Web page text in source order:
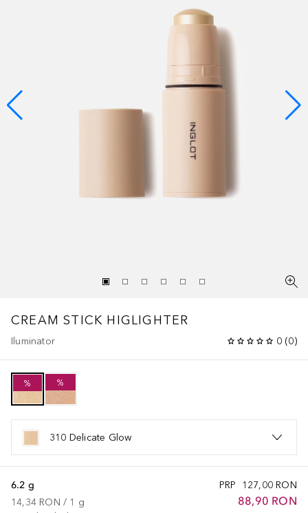
CREAM STICK HIGLIGHTER
Iluminator 0 (0)
% %
310 Delicate Glow
PRP 127,00 RON
88,90 RON
6.2 g
14,34 RON / 1 g